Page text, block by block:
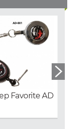
Favorite AD